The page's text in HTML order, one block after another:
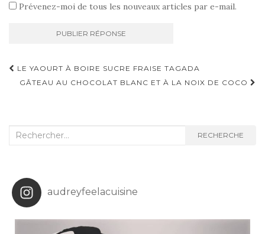
Prévenez-moi de tous les nouveaux articles par e-mail.
Navigation
d'article
LE YAOURT À BOIRE SUCRE FRAISE TAGADA
GÂTEAU AU CHOCOLAT BLANC ET À LA NOIX DE COCO
Recherche
RECHERCHE
audreyfeelacuisine